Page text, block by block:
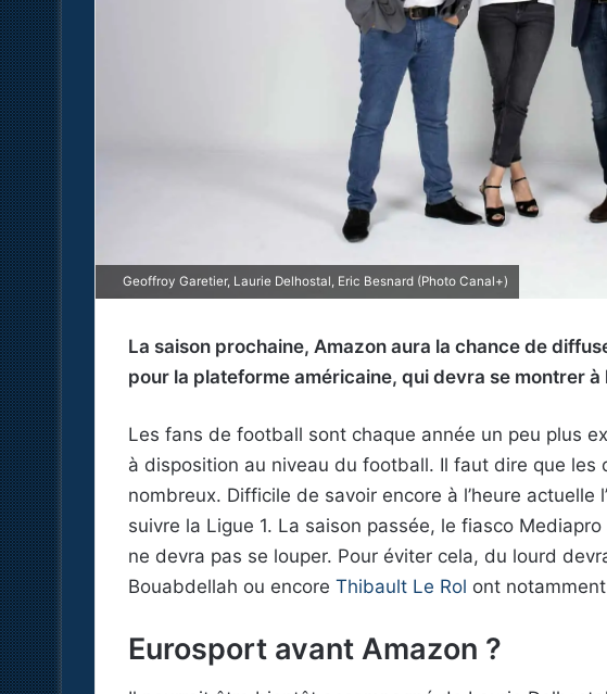
Geoffroy Garetier, Laurie Delhostal, Eric Besnard (Photo Canal+)
La saison prochaine, Amazon aura la chance de
pour la plateforme américaine, qui devra se montrer à
Les fans de football sont chaque année un peu plus
à disposition au niveau du football. Il faut dire que
nombreux. Difficile de savoir encore à l’heure actuelle
suivre la Ligue 1. La saison passée, le fiasco
ne devra pas se louper. Pour éviter cela, du lourd
Bouabdellah ou encore Thibault Le Rol ont
Eurosport avant Amazon ?